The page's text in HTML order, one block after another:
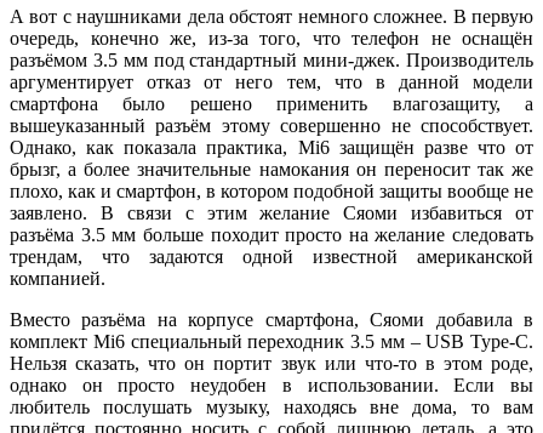
А вот с наушниками дела обстоят немного сложнее. В первую
очередь, конечно же, из-за того, что телефон не оснащён
разъёмом 3.5 мм под стандартный мини-джек. Производитель
аргументирует отказ от него тем, что в данной модели
смартфона было решено применить влагозащиту, а
вышеуказанный разъём этому совершенно не способствует.
Однако, как показала практика, Mi6 защищён разве что от
брызг, а более значительные намокания он переносит так же
плохо, как и смартфон, в котором подобной защиты вообще не
заявлено. В связи с этим желание Сяоми избавиться от
разъёма 3.5 мм больше походит просто на желание следовать
трендам, что задаются одной известной американской
компанией.
Вместо разъёма на корпусе смартфона, Сяоми добавила в
комплект Mi6 специальный переходник 3.5 мм – USB Type-C.
Нельзя сказать, что он портит звук или что-то в этом роде,
однако он просто неудобен в использовании. Если вы
любитель послушать музыку, находясь вне дома, то вам
придётся постоянно носить с собой лишнюю деталь, а это